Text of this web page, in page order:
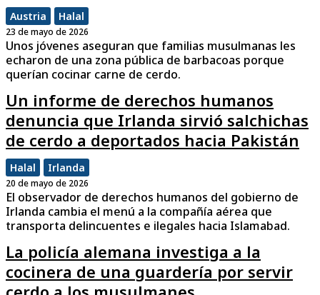
Austria Halal
23 de mayo de 2026
Unos jóvenes aseguran que familias musulmanas les
echaron de una zona pública de barbacoas porque
querían cocinar carne de cerdo.
Un informe de derechos humanos
denuncia que Irlanda sirvió salchichas
de cerdo a deportados hacia Pakistán
Halal Irlanda
20 de mayo de 2026
El observador de derechos humanos del gobierno de
Irlanda cambia el menú a la compañía aérea que
transporta delincuentes e ilegales hacia Islamabad.
La policía alemana investiga a la
cocinera de una guardería por servir